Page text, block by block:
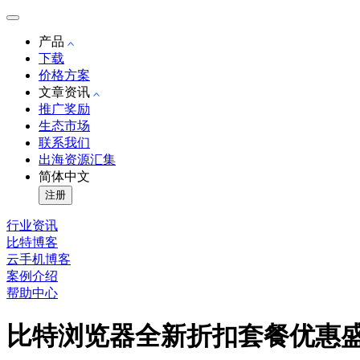
产品
下载
价格方案
文章资讯
推广奖励
生态市场
联系我们
出海资源汇集
简体中文
注册
行业资讯
比特博客
云手机博客
案例介绍
帮助中心
比特浏览器全新折扣套餐优惠